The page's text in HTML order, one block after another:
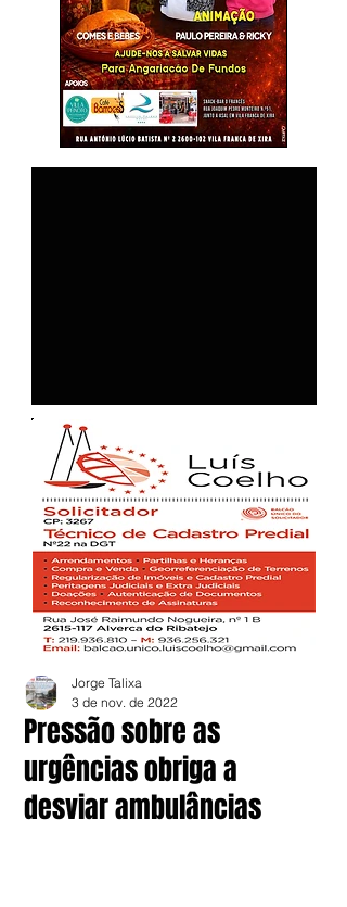
Pressão sobre as
urgências obriga a
desviar ambulâncias
Jorge Talixa
3 de nov. de 2022